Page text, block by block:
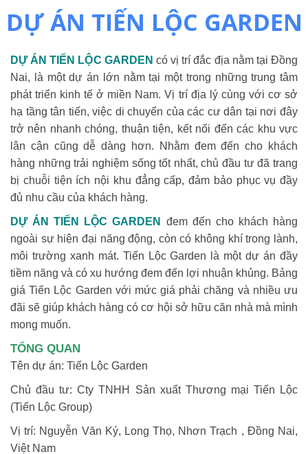
DỰ ÁN TIẾN LỘC GARDEN
DỰ ÁN TIẾN LỘC GARDEN có vị trí đắc địa nằm tại Đồng
Nai, là một dự án lớn nằm tại một trong những trung tâm
phát triển kinh tế ở miền Nam. Vị trí địa lý cùng với cơ sở
hạ tầng tân tiến, việc di chuyển của các cư dân tại nơi đây
trở nên nhanh chóng, thuận tiện, kết nối đến các khu vực
lân cận cũng dễ dàng hơn. Nhằm đem đến cho khách
hàng những trải nghiệm sống tốt nhất, chủ đầu tư đã trang
bị chuỗi tiện ích nội khu đẳng cấp, đảm bảo phục vụ đầy
đủ nhu cầu của khách hàng.
DỰ ÁN TIẾN LỘC GARDEN
đem đến cho khách hàng
ngoài sự hiện đại năng động, còn có không khí trong lành,
môi trường xanh mát. Tiến Lộc Garden là một dự án đầy
tiềm năng và có xu hướng đem đến lợi nhuận khủng. Bảng
giá Tiến Lộc Garden với mức giá phải chăng và nhiều ưu
đãi sẽ giúp khách hàng có cơ hội sở hữu căn nhà mà mình
mong muốn.
TỔNG QUAN
Tên dự án: Tiến Lộc Garden
Chủ đầu tư: Cty TNHH Sản xuất Thương mại Tiến Lộc
(Tiến Lộc Group)
Vị trí: Nguyễn Văn Ký, Long Thọ, Nhơn Trạch , Đồng Nai,
Việt Nam